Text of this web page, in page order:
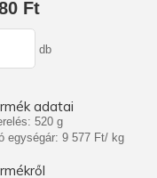
Ft
db
adatai
520 g
egységár: 9 577 Ft/ kg